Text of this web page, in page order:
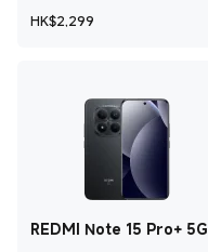
HK$2,299
REDMI Note 15 Pro+ 5G